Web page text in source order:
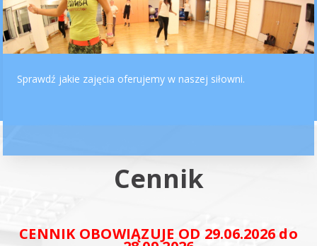
Sprawdź jakie zajęcia oferujemy w naszej siłowni.
Cennik
CENNIK OBOWIĄZUJE OD 29.06.2026 do